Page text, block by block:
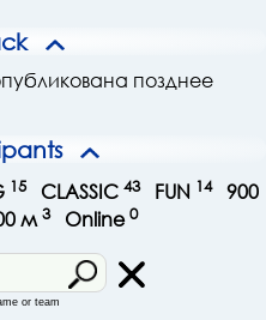
позднее
15 CLASSIC 43 FUN 14
900
м 3 Online 0
or team